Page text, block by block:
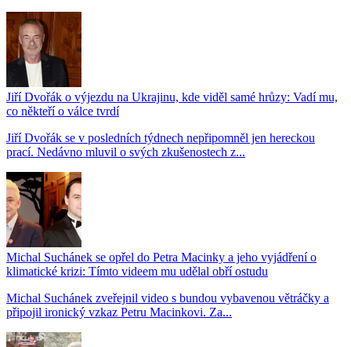
Jiří Dvořák o výjezdu na Ukrajinu, kde viděl samé hrůzy: Vadí mu,
co někteří o válce tvrdí
Jiří Dvořák se v posledních týdnech nepřipomněl jen hereckou
prací. Nedávno mluvil o svých zkušenostech z...
Michal Suchánek se opřel do Petra Macinky a jeho vyjádření o
klimatické krizi: Tímto videem mu udělal obří ostudu
Michal Suchánek zveřejnil video s bundou vybavenou větráčky a
připojil ironický vzkaz Petru Macinkovi. Za...